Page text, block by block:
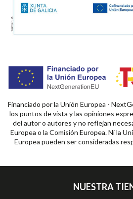
Financiado por la Unión Europea -
los puntos de vista y las opiniones
del autor o autores y no reflejan
Europea o la Comisión Europea. Ni la
Europea pueden ser consideradas
NUESTRA